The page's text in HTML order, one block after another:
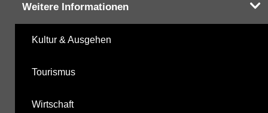
Weitere Informationen
Kultur & Ausgehen
Tourismus
Wirtschaft